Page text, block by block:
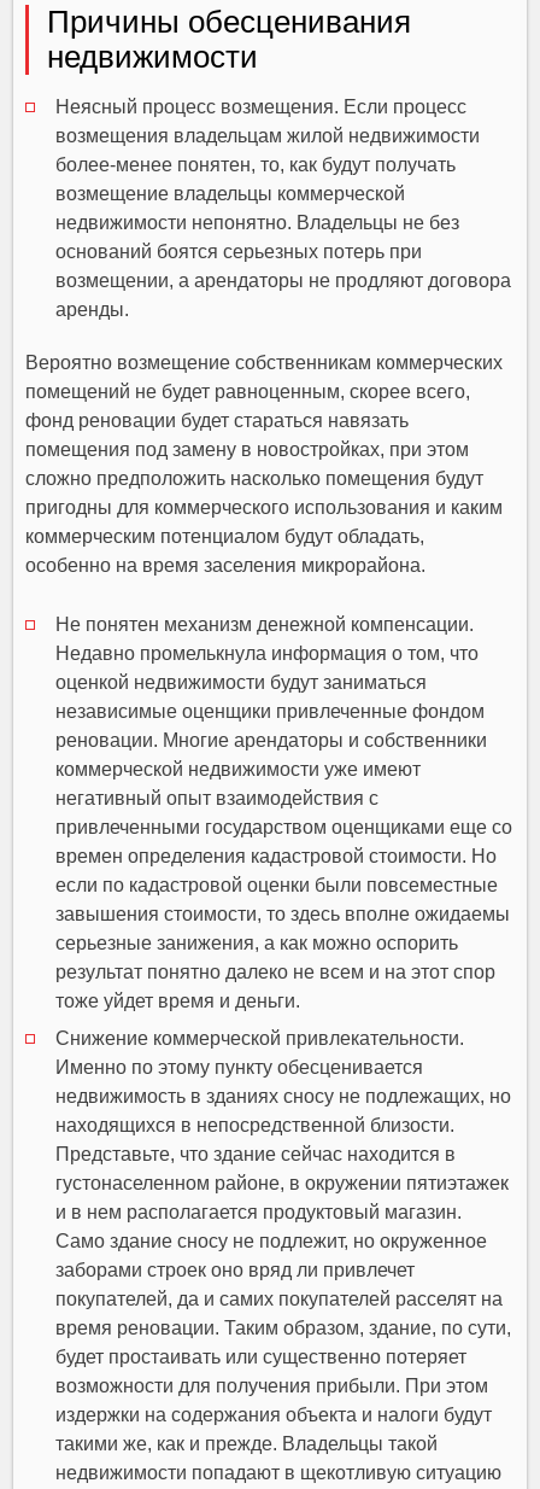
Причины обесценивания
недвижимости
Неясный процесс возмещения. Если процесс
возмещения владельцам жилой недвижимости
более-менее понятен, то, как будут получать
возмещение владельцы коммерческой
недвижимости непонятно. Владельцы не без
оснований боятся серьезных потерь при
возмещении, а арендаторы не продляют договора
аренды.
Вероятно возмещение собственникам коммерческих
помещений не будет равноценным, скорее всего,
фонд реновации будет стараться навязать
помещения под замену в новостройках, при этом
сложно предположить насколько помещения будут
пригодны для коммерческого использования и каким
коммерческим потенциалом будут обладать,
особенно на время заселения микрорайона.
Не понятен механизм денежной компенсации.
Недавно промелькнула информация о том, что
оценкой недвижимости будут заниматься
независимые оценщики привлеченные фондом
реновации. Многие арендаторы и собственники
коммерческой недвижимости уже имеют
негативный опыт взаимодействия с
привлеченными государством оценщиками еще со
времен определения кадастровой стоимости. Но
если по кадастровой оценки были повсеместные
завышения стоимости, то здесь вполне ожидаемы
серьезные занижения, а как можно оспорить
результат понятно далеко не всем и на этот спор
тоже уйдет время и деньги.
Снижение коммерческой привлекательности.
Именно по этому пункту обесценивается
недвижимость в зданиях сносу не подлежащих, но
находящихся в непосредственной близости.
Представьте, что здание сейчас находится в
густонаселенном районе, в окружении пятиэтажек
и в нем располагается продуктовый магазин.
Само здание сносу не подлежит, но окруженное
заборами строек оно вряд ли привлечет
покупателей, да и самих покупателей расселят на
время реновации. Таким образом, здание, по сути,
будет простаивать или существенно потеряет
возможности для получения прибыли. При этом
издержки на содержания объекта и налоги будут
такими же, как и прежде. Владельцы такой
недвижимости попадают в щекотливую ситуацию